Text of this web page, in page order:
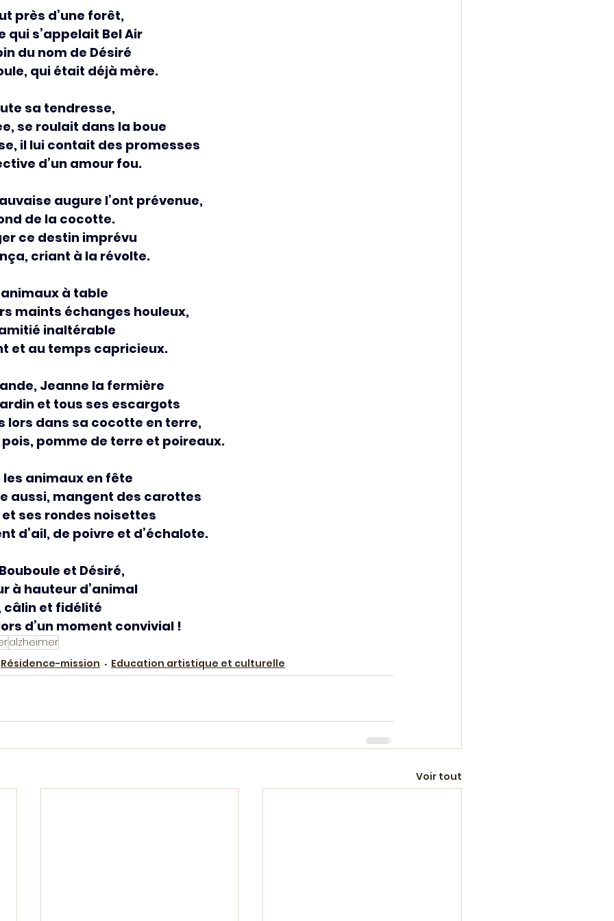
près d’une forêt,
qui s’appelait Bel Air
du nom de Désiré
qui était déjà mère.
sa tendresse,
se roulait dans la boue
il lui contait des promesses
d’un amour fou.
augure l’ont prévenue,
de la cocotte.
ce destin imprévu
criant à la révolte.
à table
maints échanges houleux,
inaltérable
et au temps capricieux.
Jeanne la fermière
et tous ses escargots
lors dans sa cocotte en terre,
pomme de terre et poireaux.
animaux en fête
aussi, mangent des carottes
ses rondes noisettes
d’ail, de poivre et d’échalote.
et Désiré,
à hauteur d’animal
câlin et fidélité
d’un moment convivial !
alzheimer
Résidence-mission
Education artistique et culturelle
Voir tout